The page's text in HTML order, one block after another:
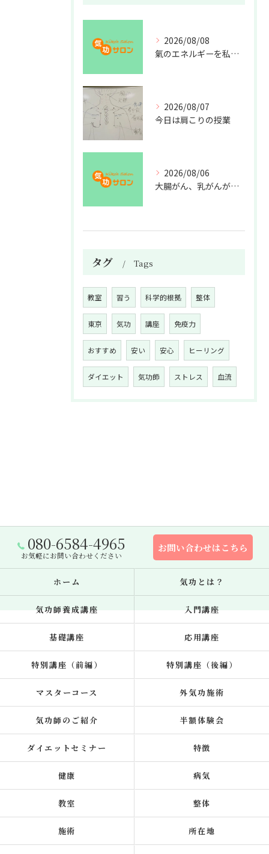
2026/08/08
氣のエネルギーを私利私欲のために使うな
2026/08/07
今日は肩こりの授業
2026/08/06
大腸がん、乳がんが増えた理由
タグ Tags
教室 習う 科学的根拠 整体
東京 気功 講座 免疫力
おすすめ 安い 安心 ヒーリング
ダイエット 気功師 ストレス 血流
080-6584-4965
お気軽にお問い合わせください
お問い合わせはこちら
ホーム 気功とは？
気功師養成講座 入門講座
基礎講座 応用講座
特別講座（前編） 特別講座（後編）
マスターコース 外気功施術
気功師のご紹介 半額体験会
ダイエットセミナー 特徴
健康 病気
教室 整体
施術 所在地